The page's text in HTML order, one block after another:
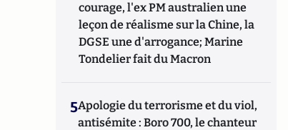
courage, l'ex PM australien une
leçon de réalisme sur la Chine, la
DGSE une d'arrogance; Marine
Tondelier fait du Macron
5Apologie du terrorisme et du viol,
antisémite : Boro 700, le chanteur